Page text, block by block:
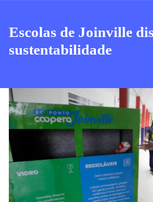
Escolas de Joinville
sustentabilidade